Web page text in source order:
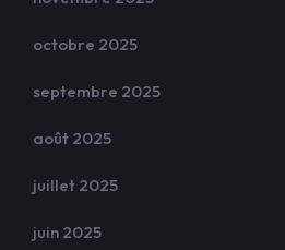
octobre 2025
septembre 2025
août 2025
juillet 2025
juin 2025